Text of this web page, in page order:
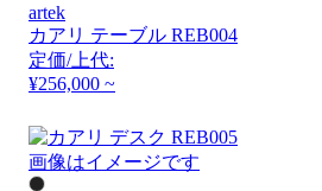
artek
カアリ テーブル REB004
定価/上代:
¥256,000 ~
画像はイメージです